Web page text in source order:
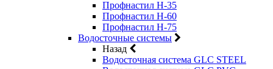
Профнастил Н-35
Профнастил Н-60
Профнастил Н-75
Водосточные системы
Назад
Водосточная система GLC STEEL